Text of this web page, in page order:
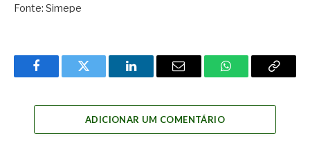
Fonte: Simepe
FacebookTwitter LinkedInEmail WhatsAppCopy
ADICIONAR UM COMENTÁRIO